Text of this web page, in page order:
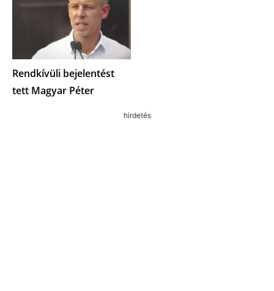
Rendkívüli bejelentést
tett Magyar Péter
hirdetés